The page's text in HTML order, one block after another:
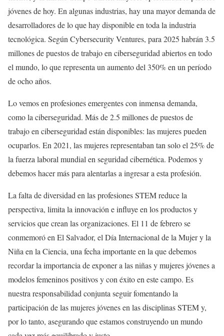
jóvenes de hoy. En algunas industrias, hay una mayor demanda de
desarrolladores de lo que hay disponible en toda la industria
tecnológica. Según Cybersecurity Ventures, para 2025 habrán 3.5
millones de puestos de trabajo en ciberseguridad abiertos en todo
el mundo, lo que representa un aumento del 350% en un período
de ocho años.
Lo vemos en profesiones emergentes con inmensa demanda,
como la ciberseguridad. Más de 2.5 millones de puestos de
trabajo en ciberseguridad están disponibles: las mujeres pueden
ocuparlos. En 2021, las mujeres representaban tan solo el 25% de
la fuerza laboral mundial en seguridad cibernética. Podemos y
debemos hacer más para alentarlas a ingresar a esta profesión.
La falta de diversidad en las profesiones STEM reduce la
perspectiva, limita la innovación e influye en los productos y
servicios que crean las organizaciones. El 11 de febrero se
conmemoró en El Salvador, el Día Internacional de la Mujer y la
Niña en la Ciencia, una fecha importante en la que debemos
recordar la importancia de exponer a las niñas y mujeres jóvenes a
modelos femeninos positivos y con éxito en este campo. Es
nuestra responsabilidad conjunta seguir fomentando la
participación de las mujeres jóvenes en las disciplinas STEM y,
por lo tanto, asegurando que estamos construyendo un mundo